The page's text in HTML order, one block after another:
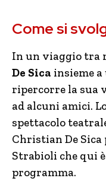
Come si
In un viaggio tra
De Sica insieme
ripercorre la sua
ad alcuni amici.
spettacolo
Christian De Sica
Strabioli che qui
programma.